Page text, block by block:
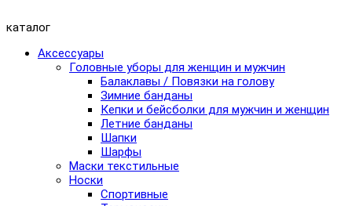
каталог
Аксессуары
Головные уборы для женщин и мужчин
Балаклавы / Повязки на голову
Зимние банданы
Кепки и бейсболки для мужчин и женщин
Летние банданы
Шапки
Шарфы
Маски текстильные
Носки
Спортивные